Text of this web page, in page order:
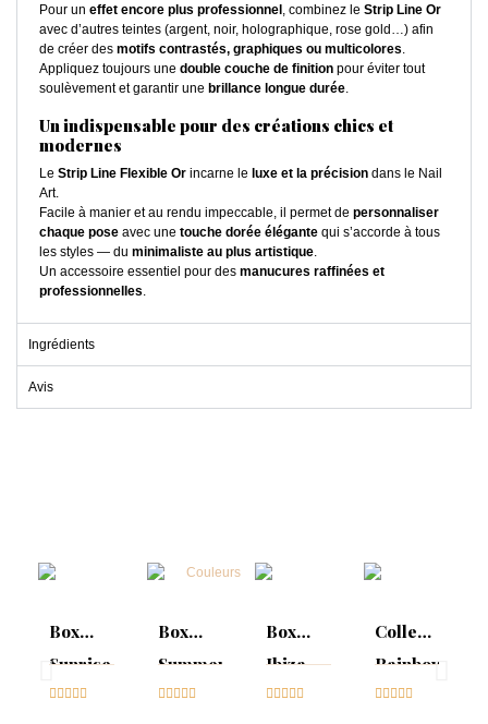
Pour un effet encore plus professionnel, combinez le Strip Line Or
avec d’autres teintes (argent, noir, holographique, rose gold…) afin
de créer des motifs contrastés, graphiques ou multicolores.
Appliquez toujours une double couche de finition pour éviter tout
soulèvement et garantir une brillance longue durée.
Un indispensable pour des créations chics et
modernes
Le Strip Line Flexible Or incarne le luxe et la précision dans le Nail
Art.
Facile à manier et au rendu impeccable, il permet de personnaliser
chaque pose avec une touche dorée élégante qui s’accorde à tous
les styles — du minimaliste au plus artistique.
Un accessoire essentiel pour des manucures raffinées et
professionnelles.
Ingrédients
Avis
Box
Sunrise
Collection

Box
Summer
Mood :

Box
Ibiza
Collection

Collection
Rainbow
Tips &
